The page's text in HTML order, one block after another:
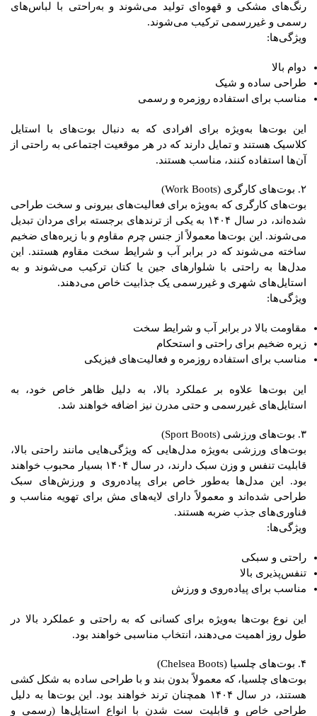
رنگ‌های مشکی و قهوه‌ای تولید می‌شوند و به‌راحتی با لباس‌های
رسمی و غیررسمی ترکیب می‌شوند.
ویژگی‌ها:
دوام بالا
طراحی ساده و شیک
مناسب برای استفاده روزمره و رسمی
این بوت‌ها به‌ویژه برای افرادی که به دنبال بوت‌های با استایل
کلاسیک هستند و تمایل دارند که در هر موقعیت اجتماعی به راحتی از
آن‌ها استفاده کنند، مناسب هستند.
۲. بوت‌های کارگری (Work Boots)
بوت‌های کارگری که به‌ویژه برای فعالیت‌های بیرونی و سخت طراحی
شده‌اند، در سال ۱۴۰۴ به یکی از ترندهای برجسته برای مردان تبدیل
می‌شوند. این بوت‌ها معمولاً از جنس چرم مقاوم و با زیره‌های ضخیم
ساخته می‌شوند که در برابر آب و شرایط سخت مقاوم هستند. این
مدل‌ها به راحتی با شلوارهای جین یا کتان ترکیب می‌شوند و به
استایل‌های شهری و غیررسمی یک جذابیت خاص می‌دهند.
ویژگی‌ها:
مقاومت بالا در برابر آب و شرایط سخت
زیره ضخیم برای راحتی و استحکام
مناسب برای استفاده روزمره و فعالیت‌های فیزیکی
این بوت‌ها علاوه بر عملکرد بالا، به دلیل ظاهر خاص خود، به
استایل‌های غیررسمی و حتی مدرن نیز اضافه خواهند شد.
۳. بوت‌های ورزشی (Sport Boots)
بوت‌های ورزشی به‌ویژه مدل‌هایی که ویژگی‌هایی مانند راحتی بالا،
قابلیت تنفس و وزن سبک دارند، در سال ۱۴۰۴ بسیار محبوب خواهند
بود. این مدل‌ها به‌طور خاص برای پیاده‌روی و ورزش‌های سبک
طراحی شده‌اند و معمولاً دارای لایه‌های مش برای تهویه مناسب و
فناوری‌های جذب ضربه هستند.
ویژگی‌ها:
راحتی و سبکی
تنفس‌پذیری بالا
مناسب برای پیاده‌روی و ورزش
این نوع بوت‌ها به‌ویژه برای کسانی که به راحتی و عملکرد بالا در
طول روز اهمیت می‌دهند، انتخاب مناسبی خواهند بود.
۴. بوت‌های چلسیا (Chelsea Boots)
بوت‌های چلسیا، که معمولاً بدون بند و با طراحی ساده به شکل کشی
هستند، در سال ۱۴۰۴ همچنان ترند خواهند بود. این بوت‌ها به دلیل
طراحی خاص و قابلیت ست شدن با انواع استایل‌ها (رسمی و